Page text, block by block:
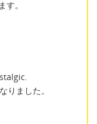
。
りました。